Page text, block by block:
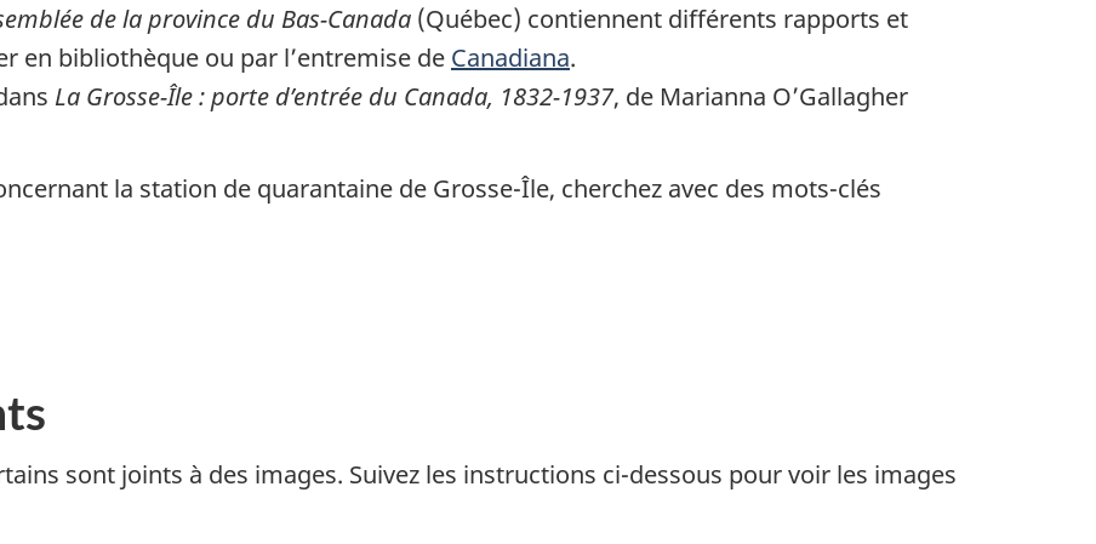
de la province du Bas-Canada (Québec) contiennent différents rapports et
en bibliothèque ou par l’entremise de Canadiana.
La Grosse-Île : porte d’entrée du Canada, 1832-1937, de Marianna O’Gallagher
la station de quarantaine de Grosse-Île, cherchez avec des mots-clés
sont joints à des images. Suivez les instructions ci-dessous pour voir les images